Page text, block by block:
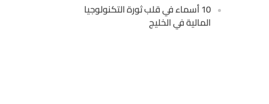
10 أسماء في قلب ثورة التكنولوجيا
المالية في الخليج